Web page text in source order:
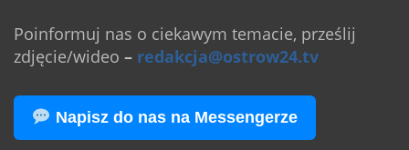
Poinformuj nas o ciekawym temacie, prześlij
zdjęcie/wideo – redakcja@ostrow24.tv
Napisz do nas na Messengerze